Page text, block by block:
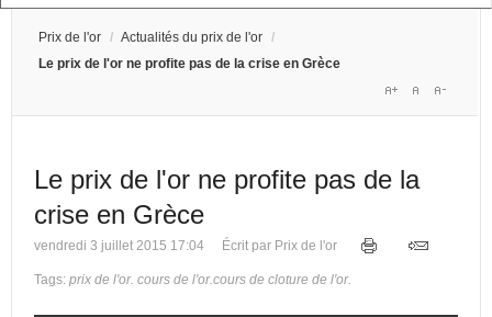
Prix de l'or / Actualités du prix de l'or /
Le prix de l'or ne profite pas de la crise en Grèce
Le prix de l'or ne profite pas de la
crise en Grèce
vendredi 3 juillet 2015 17:04 Écrit par Prix de l'or
Tags: prix de l'or. cours de l'or.cours de cloture de l'or.